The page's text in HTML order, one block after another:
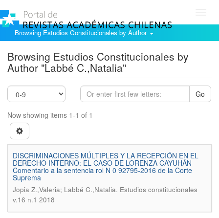
Browsing Estudios Constitucionales by Author
Browsing Estudios Constitucionales by
Author "Labbé C.,Natalia"
Go
Now showing items 1-1 of 1
DISCRIMINACIONES MÚLTIPLES Y LA RECEPCIÓN EN EL
DERECHO INTERNO: EL CASO DE LORENZA CAYUHÁN
Comentario a la sentencia rol N 0 92795-2016 de la Corte
Suprema
Jopia Z.,Valeria; Labbé C.,Natalia. Estudios constitucionales
v.16 n.1 2018